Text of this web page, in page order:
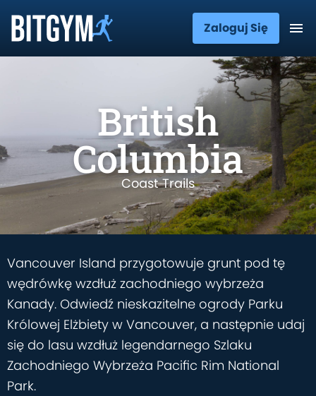
Zaloguj Się
British
Columbia
Coast Trails
Vancouver Island przygotowuje grunt pod tę
wędrówkę wzdłuż zachodniego wybrzeża
Kanady. Odwiedź nieskazitelne ogrody Parku
Królowej Elżbiety w Vancouver, a następnie udaj
się do lasu wzdłuż legendarnego Szlaku
Zachodniego Wybrzeża Pacific Rim National
Park.